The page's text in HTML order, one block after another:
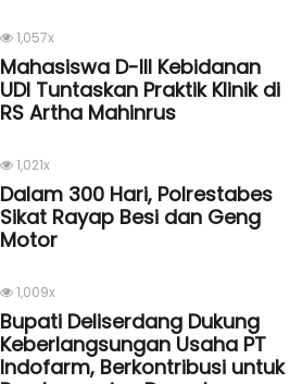
1,057x
Mahasiswa D-III Kebidanan
UDI Tuntaskan Praktik Klinik di
RS Artha Mahinrus
1,021x
Dalam 300 Hari, Polrestabes
Sikat Rayap Besi dan Geng
Motor
1,009x
Bupati Deliserdang Dukung
Keberlangsungan Usaha PT
Indofarm, Berkontribusi untuk